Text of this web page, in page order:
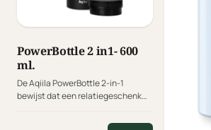
PowerBottle 2 in1- 600
ml.
De Aqiila PowerBottle 2-in-1
bewijst dat een relatiegeschenk
zijn. Deze premium drinkfles van